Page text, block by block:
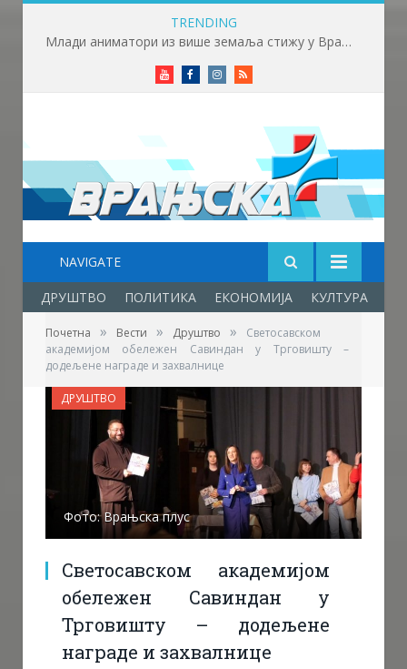
TRENDING
Млади аниматори из више земаља стижу у Врање – почиње „Златни пуж“
YoutubeFacebookInstagram
RSS
NAVIGATE
ДРУШТВО ПОЛИТИКА ЕКОНОМИЈА КУЛТУРА
Почетна » Вести » Друштво »
Светосавском
академијом обележен Савиндан у Трговишту –
додељене награде и захвалнице
Фото: Врањска плус
Светосавском академијом
обележен Савиндан у
Трговишту – додељене
награде и захвалнице
ДРУШТВО